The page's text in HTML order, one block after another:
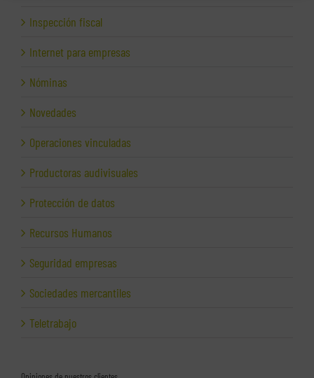
Inspección fiscal
Internet para empresas
Nóminas
Novedades
Operaciones vinculadas
Productoras audivisuales
Protección de datos
Recursos Humanos
Seguridad empresas
Sociedades mercantiles
Teletrabajo